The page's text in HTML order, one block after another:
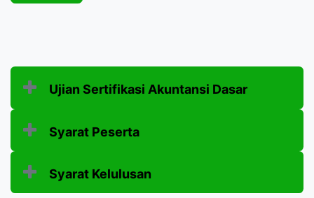
Ujian Sertifikasi Akuntansi Dasar
Syarat Peserta
Syarat Kelulusan